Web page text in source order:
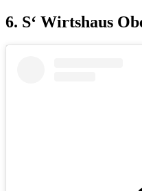
6. S‘ Wirtshaus